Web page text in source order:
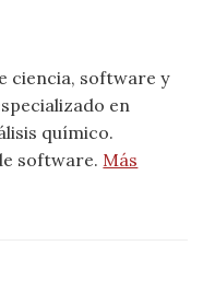
ciencia, software y
en
químico.
software. Más